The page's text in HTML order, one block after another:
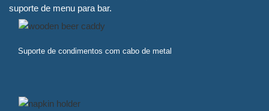
suporte de menu para bar.
Suporte de condimentos com cabo de metal